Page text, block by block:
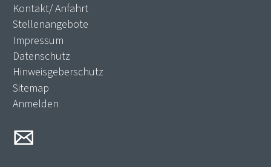
Kontakt/ Anfahrt
Stellenangebote
Impressum
Datenschutz
Hinweisgeberschutz
Sitemap
Anmelden